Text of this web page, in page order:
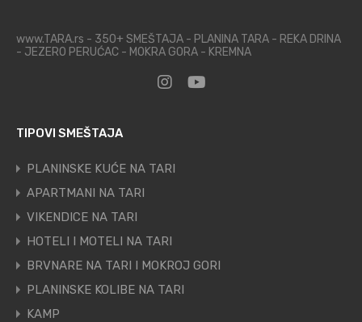
www.TARA.rs - 350+ SMEŠTAJA - PLANINA TARA - REKA DRINA
- JEZERO PERUĆAC - MOKRA GORA - KREMNA
TIPOVI SMEŠTAJA
PLANINSKE KUĆE NA TARI
APARTMANI NA TARI
VIKENDICE NA TARI
HOTELI I MOTELI NA TARI
BRVNARE NA TARI I MOKROJ GORI
PLANINSKE KOLIBE NA TARI
KAMP